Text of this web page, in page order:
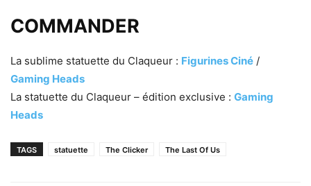
COMMANDER
La sublime statuette du Claqueur : Figurines Ciné /
Gaming Heads
La statuette du Claqueur – édition exclusive : Gaming
Heads
TAGS statuette The Clicker The Last Of Us